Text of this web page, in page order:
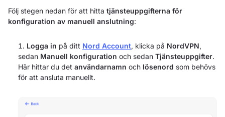
Följ stegen nedan för att hitta tjänsteuppgifterna för
konfiguration av manuell anslutning:
Logga in på ditt Nord Account, klicka på NordVPN,
sedan Manuell konfiguration och sedan Tjänsteuppgifter.
Här hittar du det användarnamn och lösenord som behövs
för att ansluta manuellt.